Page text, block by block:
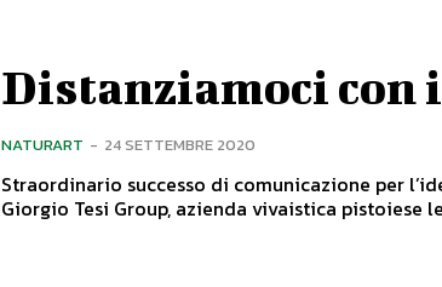
Distanziamoci con
NATURART - 24 SETTEMBRE 2020
Straordinario successo di comunicazione per
Giorgio Tesi Group, azienda vivaistica pistoiese